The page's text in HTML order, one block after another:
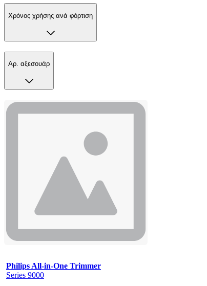
Χρόνος χρήσης ανά φόρτιση
Αρ. αξεσουάρ
Philips All-in-One Trimmer
Series 9000